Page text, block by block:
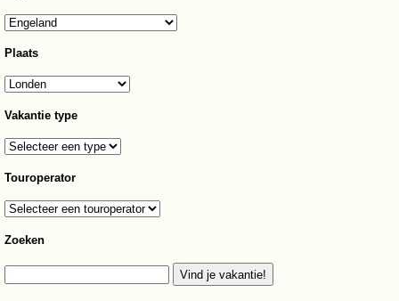
Plaats
Vakantie type
Touroperator
Zoeken